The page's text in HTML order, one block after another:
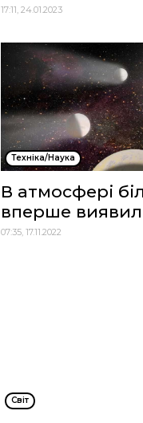
17:11, 24.01.2023
Техніка/Наука
В атмосфері
вперше
07:35, 17.11.2022
Cвіт